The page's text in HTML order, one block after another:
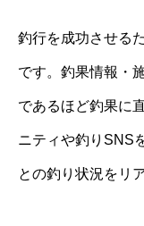
釣行を成功させる
です。釣果情報・
であるほど釣果に
ニティや釣りSNS
との釣り状況をリ